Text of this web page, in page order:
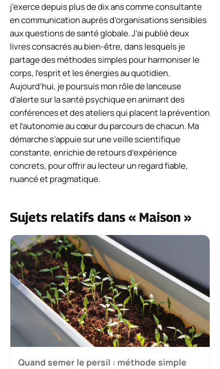
j’exerce depuis plus de dix ans comme consultante
en communication auprès d’organisations sensibles
aux questions de santé globale. J’ai publié deux
livres consacrés au bien-être, dans lesquels je
partage des méthodes simples pour harmoniser le
corps, l’esprit et les énergies au quotidien.
Aujourd’hui, je poursuis mon rôle de lanceuse
d’alerte sur la santé psychique en animant des
conférences et des ateliers qui placent la prévention
et l’autonomie au cœur du parcours de chacun. Ma
démarche s’appuie sur une veille scientifique
constante, enrichie de retours d’expérience
concrets, pour offrir au lecteur un regard fiable,
nuancé et pragmatique.
Sujets relatifs dans « Maison »
Quand semer le persil : méthode simple